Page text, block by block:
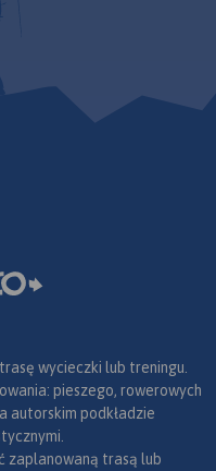
wycieczki lub treningu.
pieszego, rowerowych
autorskim podkładzie
zaplanowaną trasą lub